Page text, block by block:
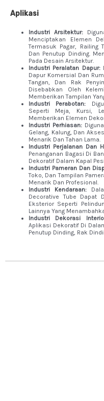
Aplikasi
Industri Arsitektur:
Menciptakan Elemen
Termasuk Pagar, Railing
Dan Penutup Dinding.
Pada Desain Arsitektur.
Industri Peralatan Dapur:
Dapur Komersial Dan
Tangan, Dan Rak
Disebabkan Oleh
Memberikan Tampilan
Industri Perabotan:
Seperti Meja, Kursi,
Memberikan Elemen
Industri Perhiasan:
Gelang, Kalung, Dan
Menarik Dan Tahan Lama.
Industri Perjalanan Dan
Penanganan Bagasi Di
Dekoratif Dalam Kapal
Industri Pameran Dan
Toko, Dan Tampilan
Menarik Dan Profesional.
Industri Kendaraan:
Decorative Tube Dapat
Eksterior Seperti
Lainnya Yang
Industri Dekorasi
Aplikasi Dekoratif Di
Penutup Dinding, Rak